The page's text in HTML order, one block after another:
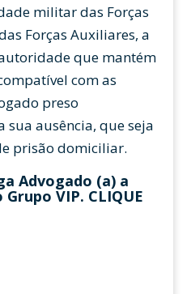
militar das Forças
Forças Auxiliares, a
que mantém
com as
preso
sua ausência, que seja
prisão domiciliar.
Advogado (a) a
VIP. CLIQUE